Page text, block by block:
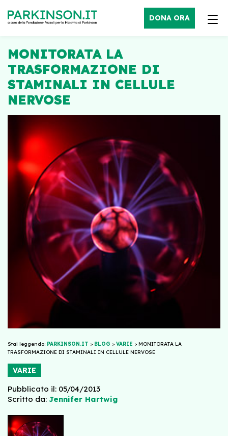
DONA ORA
MONITORATA LA
TRASFORMAZIONE DI
STAMINALI IN CELLULE
NERVOSE
Stai leggendo: PARKINSON.IT > BLOG > VARIE > MONITORATA LA
TRASFORMAZIONE DI STAMINALI IN CELLULE NERVOSE
VARIE
Pubblicato il: 05/04/2013
Scritto da: Jennifer Hartwig